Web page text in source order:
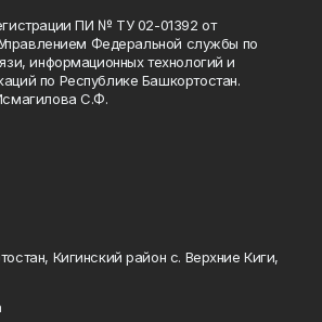
ПИ № ТУ 02-01392 от
Управлением Федеральной службы по
информационных технологий и
по Республике Башкортостан.
С.Ф.
Кигинский район с. Верхние Киги,